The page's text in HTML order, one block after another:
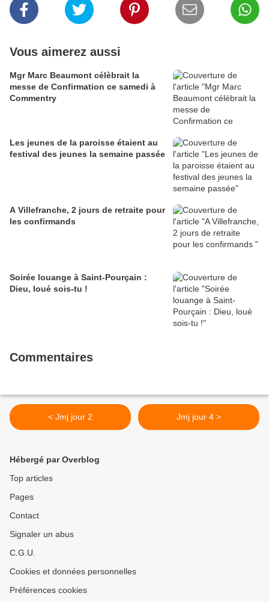
Vous aimerez aussi
Mgr Marc Beaumont célèbrait la
messe de Confirmation ce samedi à
Commentry
Les jeunes de la paroisse étaient au
festival des jeunes la semaine passée
A Villefranche, 2 jours de retraite pour
les confirmands
Soirée louange à Saint-Pourçain :
Dieu, loué sois-tu !
Commentaires
< Jmj jour 2 Jmj jour 4 >
Hébergé par Overblog
Top articles
Pages
Contact
Signaler un abus
C.G.U.
Cookies et données personnelles
Préférences cookies